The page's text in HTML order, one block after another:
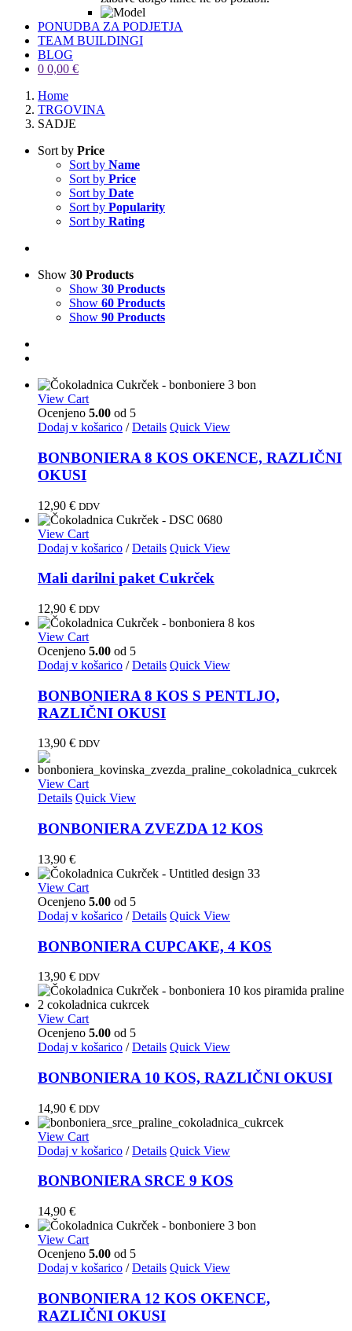
PONUDBA ZA PODJETJA
TEAM BUILDINGI
BLOG
0 0,00 €
Home
TRGOVINA
SADJE
Sort by Price
Sort by Name
Sort by Price
Sort by Date
Sort by Popularity
Sort by Rating
Show 30 Products
Show 30 Products
Show 60 Products
Show 90 Products
View Cart
Ocenjeno 5.00 od 5
Dodaj v košarico / Details Quick View
BONBONIERA 8 KOS OKENCE, RAZLIČNI
OKUSI
12,90 € DDV
View Cart
Dodaj v košarico / Details Quick View
Mali darilni paket Cukrček
12,90 € DDV
View Cart
Ocenjeno 5.00 od 5
Dodaj v košarico / Details Quick View
BONBONIERA 8 KOS S PENTLJO,
RAZLIČNI OKUSI
13,90 € DDV
View Cart
Details Quick View
BONBONIERA ZVEZDA 12 KOS
13,90 €
View Cart
Ocenjeno 5.00 od 5
Dodaj v košarico / Details Quick View
BONBONIERA CUPCAKE, 4 KOS
13,90 € DDV
View Cart
Ocenjeno 5.00 od 5
Dodaj v košarico / Details Quick View
BONBONIERA 10 KOS, RAZLIČNI OKUSI
14,90 € DDV
View Cart
Dodaj v košarico / Details Quick View
BONBONIERA SRCE 9 KOS
14,90 €
View Cart
Ocenjeno 5.00 od 5
Dodaj v košarico / Details Quick View
BONBONIERA 12 KOS OKENCE,
RAZLIČNI OKUSI